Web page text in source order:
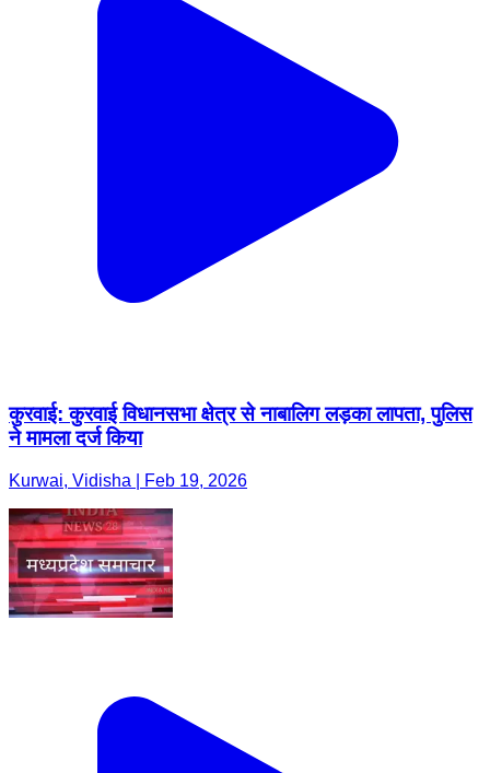
कुरवाई: कुरवाई विधानसभा क्षेत्र से नाबालिग लड़का लापता, पुलिस
ने मामला दर्ज किया
Kurwai, Vidisha | Feb 19, 2026